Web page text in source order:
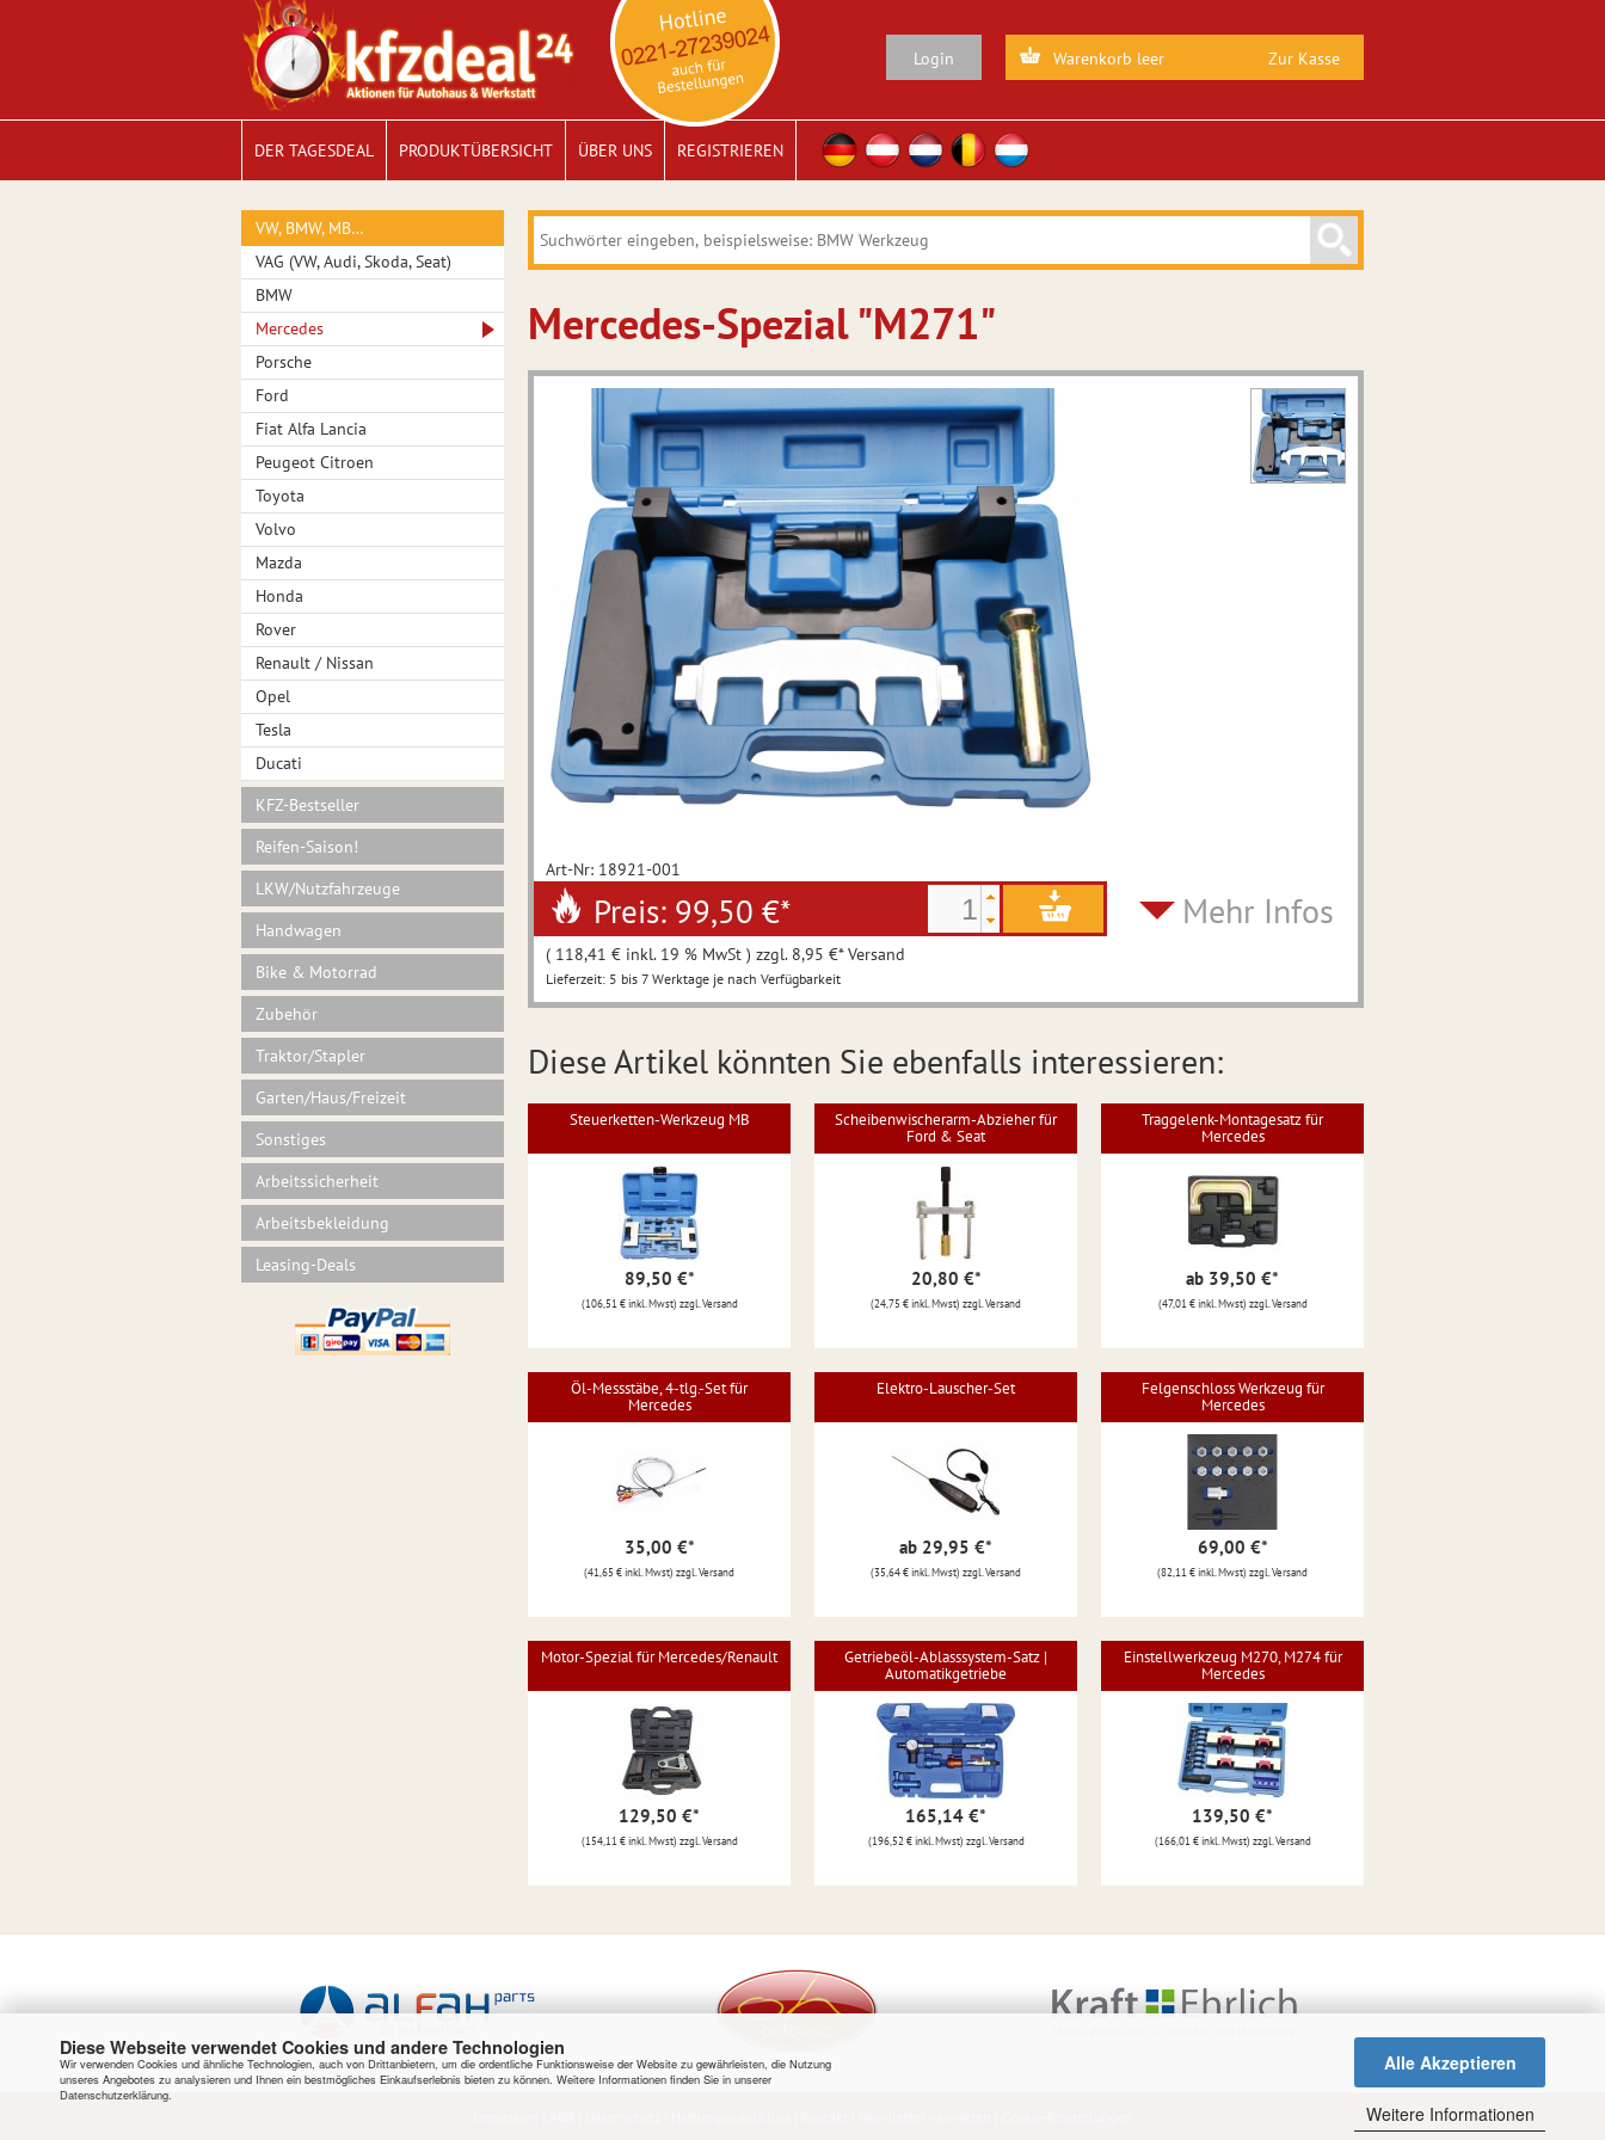
Diese Webseite verwendet Cookies und andere Technologien
Wir verwenden Cookies und ähnliche Technologien, auch von Drittanbietern, um die ordentliche Funktionsweise der Website zu gewährleisten, die Nutzung
unseres Angebotes zu analysieren und Ihnen ein bestmögliches Einkaufserlebnis bieten zu können. Weitere Informationen finden Sie in unserer
Datenschutzerklärung.
Alle Akzeptieren
Weitere Informationen
Warenkorb leer Zur Kasse
Login
DER TAGESDEAL PRODUKTÜBERSICHT ÜBER UNS REGISTRIEREN
VW, BMW, MB…
VAG (VW, Audi, Skoda, Seat)
BMW
Mercedes
Porsche
Ford
Fiat Alfa Lancia
Peugeot Citroen
Toyota
Volvo
Mazda
Honda
Rover
Renault / Nissan
Opel
Tesla
Ducati
KFZ-Bestseller
Reifen-Saison!
LKW/Nutzfahrzeuge
Handwagen
Bike & Motorrad
Zubehör
Traktor/Stapler
Garten/Haus/Freizeit
Sonstiges
Arbeitssicherheit
Arbeitsbekleidung
Leasing-Deals
Mercedes-Spezial "M271"
Art-Nr: 18921-001
Preis: 99,50 €*
( 118,41 € inkl. 19 % MwSt ) zzgl. 8,95 €* Versand
Lieferzeit: 5 bis 7 Werktage je nach Verfügbarkeit
Mehr Infos
Diese Artikel könnten Sie ebenfalls interessieren:
Steuerketten-Werkzeug MB
89,50 €*
(106,51 € inkl. Mwst) zzgl. Versand
Scheibenwischerarm-Abzieher für
Ford & Seat
20,80 €*
(24,75 € inkl. Mwst) zzgl. Versand
Traggelenk-Montagesatz für
Mercedes
ab 39,50 €*
(47,01 € inkl. Mwst) zzgl. Versand
Öl-Messstäbe, 4-tlg.-Set für
Mercedes
35,00 €*
(41,65 € inkl. Mwst) zzgl. Versand
Elektro-Lauscher-Set
ab 29,95 €*
(35,64 € inkl. Mwst) zzgl. Versand
Felgenschloss Werkzeug für
Mercedes
69,00 €*
(82,11 € inkl. Mwst) zzgl. Versand
Motor-Spezial für Mercedes/Renault
129,50 €*
(154,11 € inkl. Mwst) zzgl. Versand
Getriebeöl-Ablasssystem-Satz |
Automatikgetriebe
165,14 €*
(196,52 € inkl. Mwst) zzgl. Versand
Einstellwerkzeug M270, M274 für
Mercedes
139,50 €*
(166,01 € inkl. Mwst) zzgl. Versand